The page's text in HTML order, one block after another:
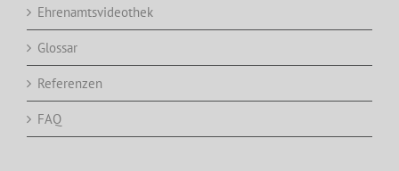
Ehrenamtsvideothek
Glossar
Referenzen
FAQ